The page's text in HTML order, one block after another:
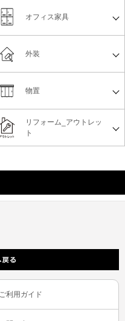
オフィス家具
リフォーム_アウトレッ
ト
物置
外装
ご利用ガイド